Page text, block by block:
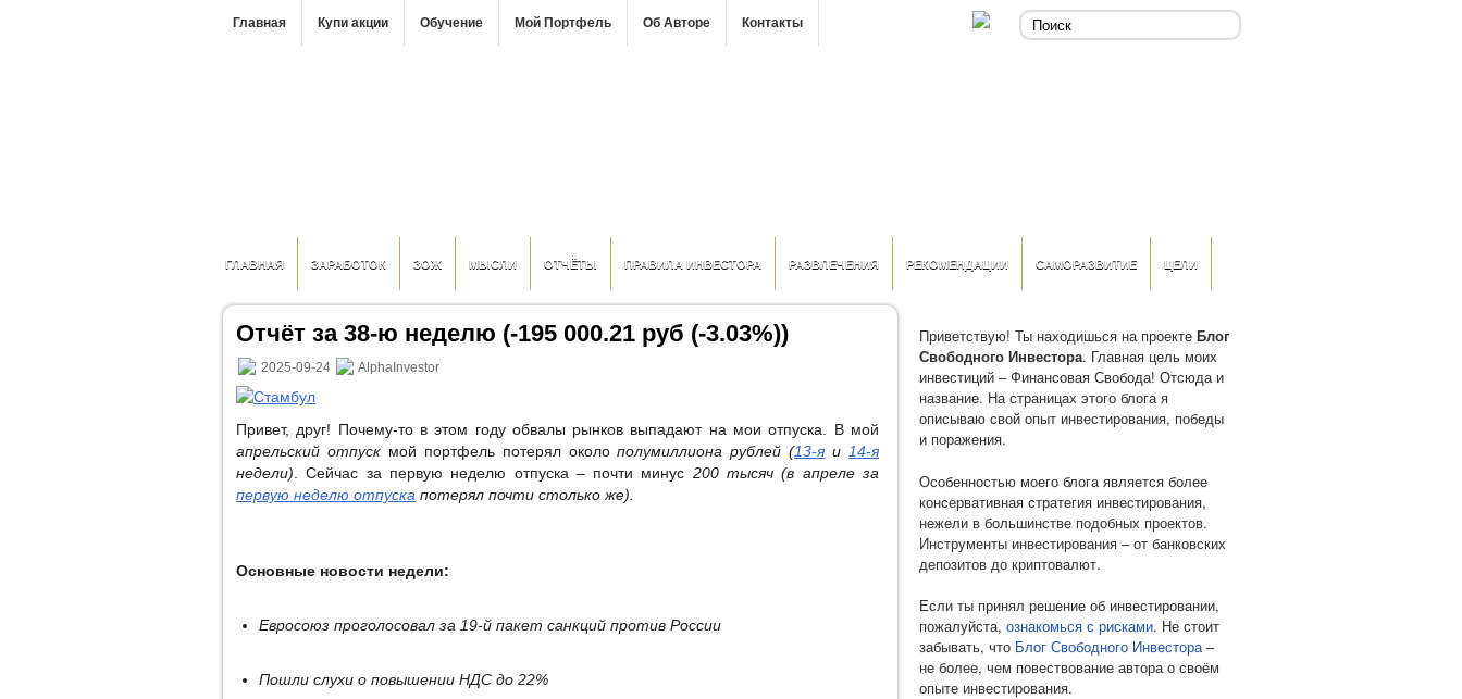
Главная Купи акции Обучение Мой Портфель Об Авторе Контакты
ГЛАВНАЯ ЗАРАБОТОК ЗОЖ МЫСЛИ ОТЧЁТЫ ПРАВИЛА ИНВЕСТОРА РАЗВЛЕЧЕНИЯ РЕКОМЕНДАЦИИ САМОРАЗВИТИЕ ЦЕЛИ
Отчёт за 38-ю неделю (-195 000.21 руб (-3.03%))
2025-09-24 AlphaInvestor
Привет, друг! Почему-то в этом году обвалы рынков выпадают на мои отпуска. В мой
апрельский отпускмой портфель потерял околополумиллиона рублей (13-я и 14-я
недели) . Сейчас за первую неделю отпуска – почти минус 200 тысяч (в апреле за
первую неделю отпуска потерял почти столько же).
Основные новости недели:
Евросоюз проголосовал за 19-й пакет санкций против России
Пошли слухи о повышении НДС до 22%
Приветствую! Ты находишься на проекте Блог
Свободного Инвестора. Главная цель моих
инвестиций – Финансовая Свобода! Отсюда и
название. На страницах этого блога я
описываю свой опыт инвестирования, победы
и поражения.
Особенностью моего блога является более
консервативная стратегия инвестирования,
нежели в большинстве подобных проектов.
Инструменты инвестирования – от банковских
депозитов до криптовалют.
Если ты принял решение об инвестировании,
пожалуйста, ознакомься с рисками. Не стоит
забывать, что Блог Свободного Инвестора–
не более, чем повествование автора о своём
опыте инвестирования.